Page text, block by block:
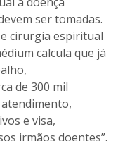
ser tomadas.
cirurgia espiritual
calcula que já
de 300 mil
e visa,
irmãos doentes”.